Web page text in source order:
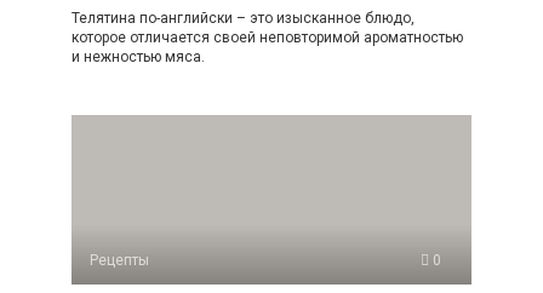
Телятина по-английски – это изысканное блюдо,
которое отличается своей неповторимой ароматностью
и нежностью мяса.
Рецепты 0